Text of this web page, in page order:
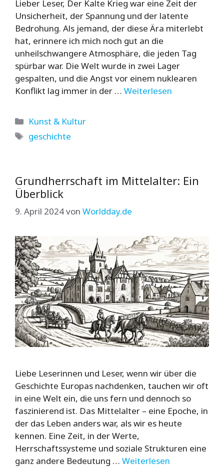
Lieber Leser, Der Kalte Krieg war eine Zeit der
Unsicherheit, der Spannung und der latente
Bedrohung. Als jemand, der diese Ära miterlebt
hat, erinnere ich mich noch gut an die
unheilschwangere Atmosphäre, die jeden Tag
spürbar war. Die Welt wurde in zwei Lager
gespalten, und die Angst vor einem nuklearen
Konflikt lag immer in der … Weiterlesen
Kategorien
Kunst & Kultur
Schlagwörter
geschichte
Grundherrschaft im Mittelalter: Ein
Überblick
9. April 2024von Worldday.de
Liebe Leserinnen und Leser, wenn wir über die
Geschichte Europas nachdenken, tauchen wir oft
in eine Welt ein, die uns fern und dennoch so
faszinierend ist. Das Mittelalter – eine Epoche, in
der das Leben anders war, als wir es heute
kennen. Eine Zeit, in der Werte,
Herrschaftssysteme und soziale Strukturen eine
ganz andere Bedeutung … Weiterlesen